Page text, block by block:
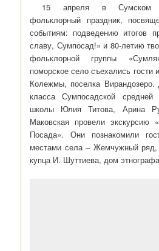
15 апреля в Сумском
фольклорный праздник,
событиям: подведению итогов
славу, Сумпосад!» и 80-летию
фольклорной группы
поморское село съехались
Колежмы, поселка
класса Сумпосадской средней
школы Юлия Титова, Арина
Маковская провели экскурсию
Посада». Они познакомили
местами села – Жемчужный
купца И. Шуттиева, дом